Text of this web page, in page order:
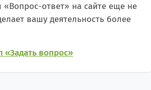
«Вопрос-ответ» на сайте еще не
вашу деятельность более
«Задать вопрос»